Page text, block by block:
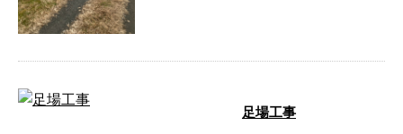
足場工事